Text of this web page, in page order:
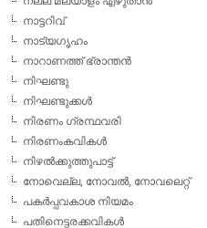
നാട്ടറിവ്
നാട്യഗൃഹം
നാറാണത്ത് ഭ്രാന്തന്‍
നിഘണ്ടു
നിഘണ്ടുക്കള്‍
നിരണം ഗ്രന്ഥവരി
നിരണംകവികള്‍
നിഴല്‍ക്കുത്തുപാട്ട്
നോവെല്ല, നോവല്‍, നോവലെറ്റ്
പകര്‍പ്പവകാശ നിയമം
പതിനെട്ടരക്കവികള്‍